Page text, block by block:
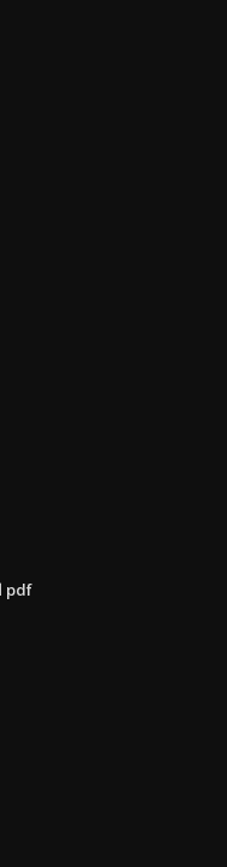
استراتيجيات الاستثمار في سوق الأسهم الهندي pdf